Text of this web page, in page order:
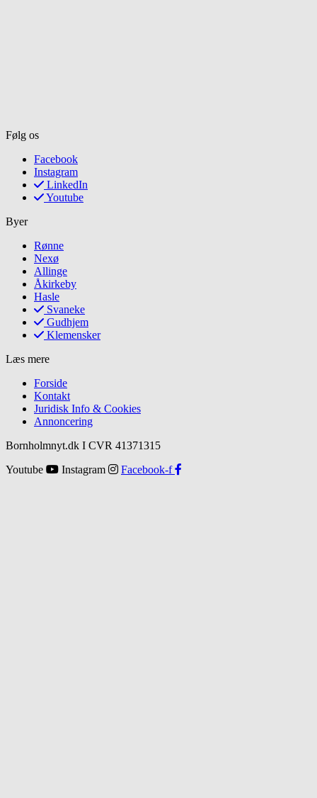
Følg os
Facebook
Instagram
LinkedIn
Youtube
Byer
Rønne
Nexø
Allinge
Åkirkeby
Hasle
Svaneke
Gudhjem
Klemensker
Læs mere
Forside
Kontakt
Juridisk Info & Cookies​
Annoncering
Bornholmnyt.dk I CVR 41371315
Youtube
Instagram Facebook-f